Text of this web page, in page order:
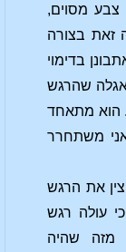
צבע מסוים,
זאת בצורה
בדימוי
אגלה שהרגש
הוא מתאחד
אני משתחרר
את הרגש
עולה רגש
מזה שהיה